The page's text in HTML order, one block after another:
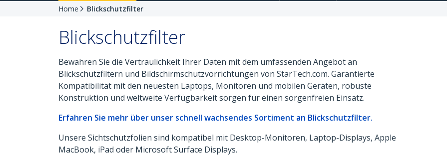
Home Blickschutzfilter
Blickschutzfilter
Bewahren Sie die Vertraulichkeit Ihrer Daten mit dem umfassenden Angebot an
Blickschutzfiltern und Bildschirmschutzvorrichtungen von StarTech.com. Garantierte
Kompatibilität mit den neuesten Laptops, Monitoren und mobilen Geräten, robuste
Konstruktion und weltweite Verfügbarkeit sorgen für einen sorgenfreien Einsatz.
Erfahren Sie mehr über unser schnell wachsendes Sortiment an Blickschutzfilter.
Unsere Sichtschutzfolien sind kompatibel mit Desktop-Monitoren, Laptop-Displays, Apple
MacBook, iPad oder Microsoft Surface Displays.